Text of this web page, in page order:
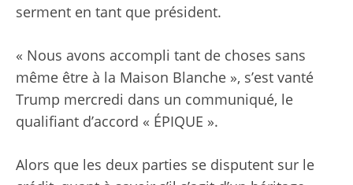
serment en tant que président.
« Nous avons accompli tant de choses sans
même être à la Maison Blanche », s’est vanté
Trump mercredi dans un communiqué, le
qualifiant d’accord « ÉPIQUE ».
Alors que les deux parties se disputent sur le